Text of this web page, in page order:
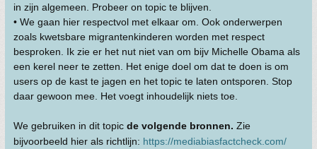
in zijn algemeen. Probeer on topic te blijven.
• We gaan hier respectvol met elkaar om. Ook onderwerpen
zoals kwetsbare migrantenkinderen worden met respect
besproken. Ik zie er het nut niet van om bijv Michelle Obama als
een kerel neer te zetten. Het enige doel om dat te doen is om
users op de kast te jagen en het topic te laten ontsporen. Stop
daar gewoon mee. Het voegt inhoudelijk niets toe.
We gebruiken in dit topic de volgende bronnen. Zie
bijvoorbeeld hier als richtlijn: https://mediabiasfactcheck.com/